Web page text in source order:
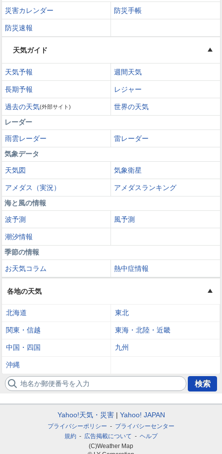
災害カレンダー 防災手帳
防災速報
天気ガイド
天気予報 週間天気
長期予報 レジャー
過去の天気(外部サイト)
世界の天気
レーダー
雨雲レーダー
雷レーダー
気象データ
天気図 気象衛星
アメダス（実況）
アメダスランキング
海と風の情報
波予測 風予測
潮汐情報
季節の情報
お天気コラム 熱中症情報
各地の天気
北海道 東北
関東・信越 東海・北陸・近畿
中国・四国 九州
沖縄
地名か郵便番号を入力 検索
Yahoo!天気・災害 Yahoo! JAPAN
プライバシーポリシー
プライバシーセンター
規約
広告掲載について
ヘルプ
(C)Weather Map